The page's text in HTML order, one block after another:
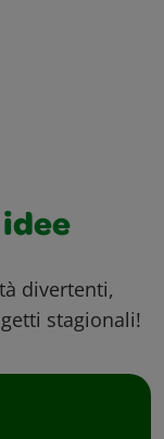
divertenti,
stagionali!